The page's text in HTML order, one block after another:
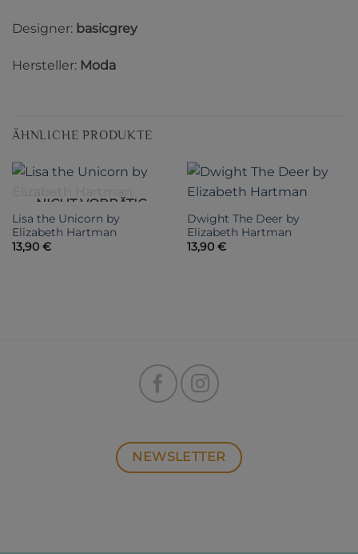
Designer: basicgrey
Hersteller: Moda
ÄHNLICHE PRODUKTE
NICHT VORRÄTIG
Lisa the Unicorn by
Elizabeth Hartman
13,90 €
Dwight The Deer by
Elizabeth Hartman
13,90 €
NEWSLETTER